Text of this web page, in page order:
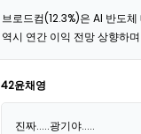
브로드컴(12.3%)은 AI 반도
역시 연간 이익 전망 상향하
42윤채영
진짜.....광기야.....